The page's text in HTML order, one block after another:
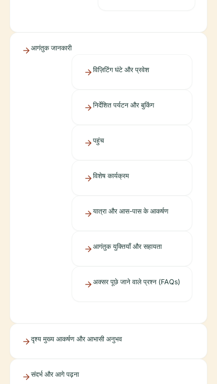
आगंतुक जानकारी
विज़िटिंग घंटे और प्रवेश
निर्देशित पर्यटन और बुकिंग
पहुंच
विशेष कार्यक्रम
यात्रा और आस-पास के आकर्षण
आगंतुक युक्तियाँ और सहायता
अक्सर पूछे जाने वाले प्रश्न (FAQs)
दृश्य मुख्य आकर्षण और आभासी अनुभव
संदर्भ और आगे पढ़ना